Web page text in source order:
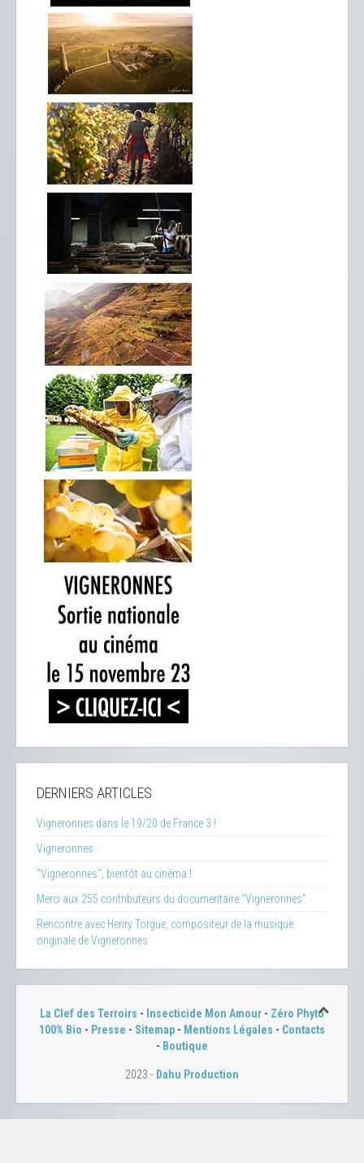
DERNIERS ARTICLES
Vigneronnes dans le 19/20 de France 3 !
Vigneronnes
"Vigneronnes", bientôt au cinéma !
Merci aux 255 contributeurs du documentaire "Vigneronnes"
Rencontre avec Henry Torgue, compositeur de la musique
originale de Vigneronnes
La Clef des Terroirs - Insecticide Mon Amour - Zéro Phyto
100% Bio - Presse - Sitemap - Mentions Légales - Contacts
- Boutique
2023 - Dahu Production